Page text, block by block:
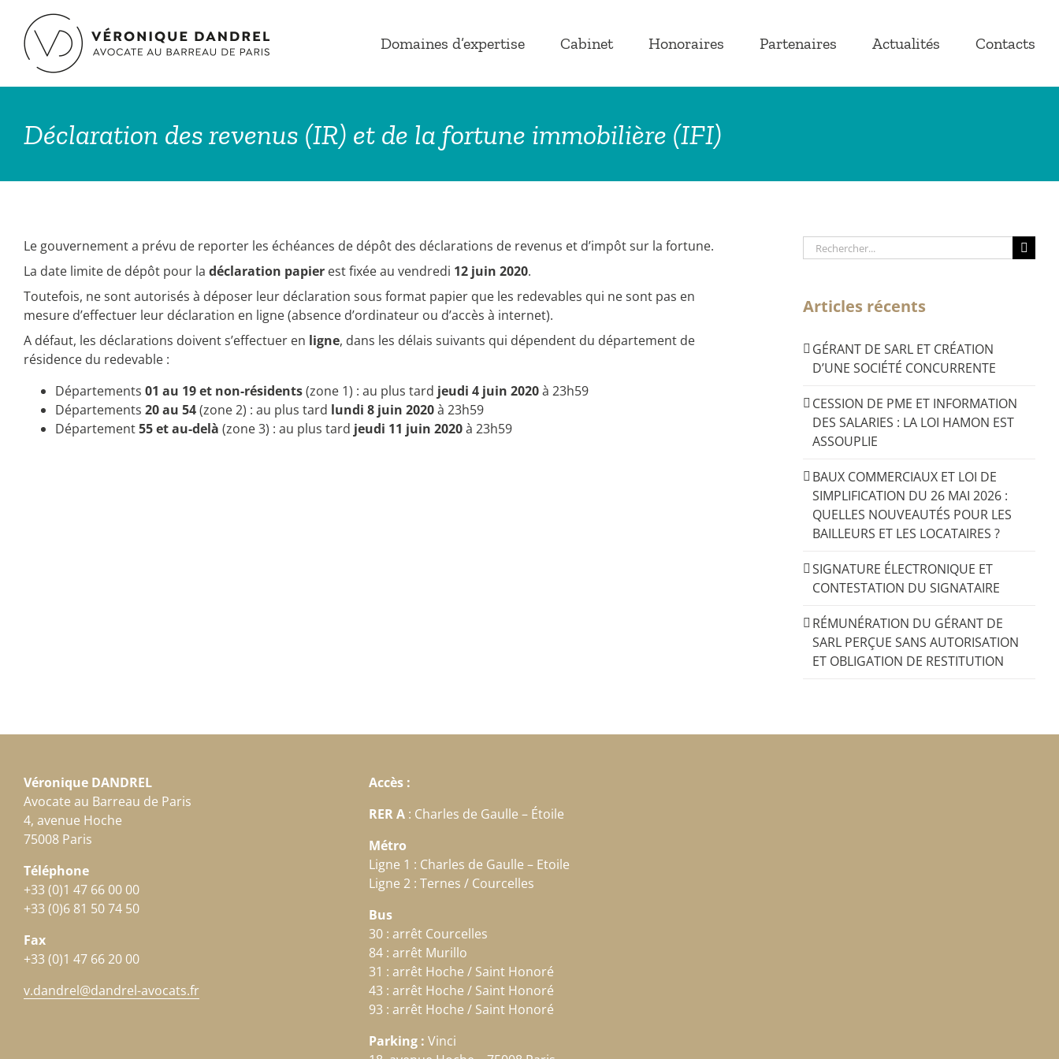
contenu
Domaines d’expertise Cabinet Honoraires Partenaires Actualités Contacts
Déclaration des revenus (IR) et de la fortune immobilière (IFI)
Le gouvernement a prévu de reporter les échéances de dépôt des déclarations de revenus et d’impôt sur la fortune.
La date limite de dépôt pour la déclaration papier est fixée au vendredi 12 juin 2020.
Toutefois, ne sont autorisés à déposer leur déclaration sous format papier que les redevables qui ne sont pas en
mesure d’effectuer leur déclaration en ligne (absence d’ordinateur ou d’accès à internet).
A défaut, les déclarations doivent s’effectuer en ligne, dans les délais suivants qui dépendent du département de
résidence du redevable :
Départements 01 au 19 et non-résidents(zone 1) : au plus tard jeudi 4 juin 2020à 23h59
Départements 20 au 54(zone 2) : au plus tard lundi 8 juin 2020à 23h59
Département55 et au-delà (zone 3) : au plus tard jeudi 11 juin 2020à 23h59
Rechercher:
Articles récents
GÉRANT DE SARL ET CRÉATION
D’UNE SOCIÉTÉ CONCURRENTE
CESSION DE PME ET INFORMATION
DES SALARIES : LA LOI HAMON EST
ASSOUPLIE
BAUX COMMERCIAUX ET LOI DE
SIMPLIFICATION DU 26 MAI 2026 :
QUELLES NOUVEAUTÉS POUR LES
BAILLEURS ET LES LOCATAIRES ?
SIGNATURE ÉLECTRONIQUE ET
CONTESTATION DU SIGNATAIRE
RÉMUNÉRATION DU GÉRANT DE
SARL PERÇUE SANS AUTORISATION
ET OBLIGATION DE RESTITUTION
Véronique DANDREL
Avocate au Barreau de Paris
4, avenue Hoche
75008 Paris
Téléphone
+33 (0)1 47 66 00 00
+33 (0)6 81 50 74 50
Fax
+33 (0)1 47 66 20 00
v.dandrel@dandrel-avocats.fr
Accès :
RER A : Charles de Gaulle – Étoile
Métro
Ligne 1 : Charles de Gaulle – Etoile
Ligne 2 : Ternes / Courcelles
Bus
30 : arrêt Courcelles
84 : arrêt Murillo
31 : arrêt Hoche / Saint Honoré
43 : arrêt Hoche / Saint Honoré
93 : arrêt Hoche / Saint Honoré
Parking : Vinci